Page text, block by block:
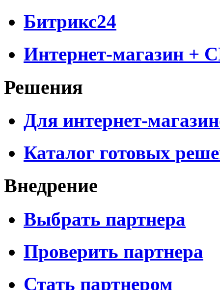
Битрикс24
Интернет-магазин +
Решения
Для интернет-
Каталог готовых
Внедрение
Выбрать партнера
Проверить партнера
Стать партнером